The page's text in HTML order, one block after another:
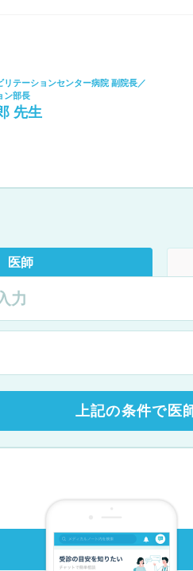
リテーションセンター病院 副院長／
ン部長
先生
医師
上記の条件で医